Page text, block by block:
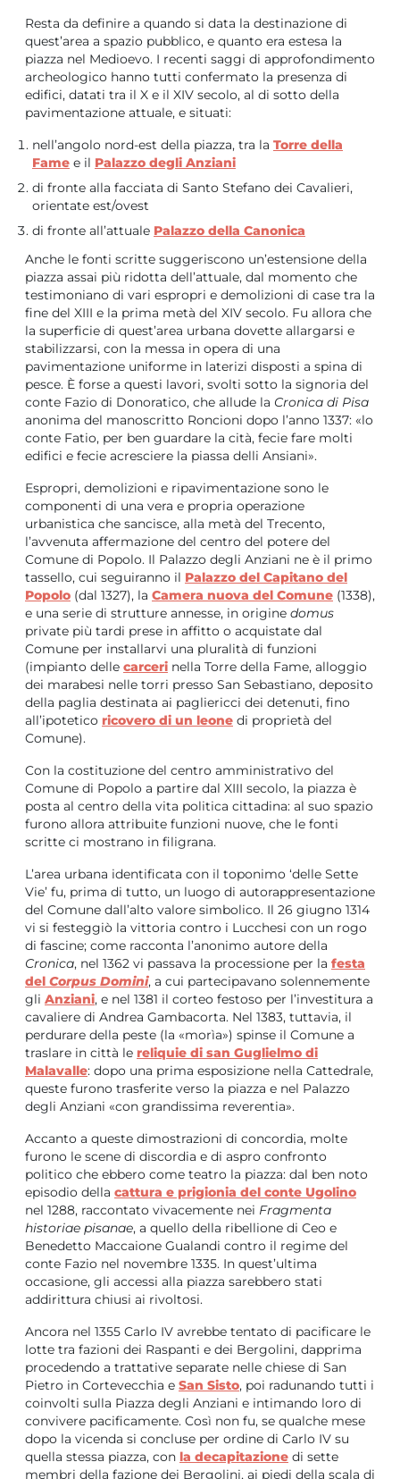
Resta da definire a quando si data la destinazione di
quest’area a spazio pubblico, e quanto era estesa la
piazza nel Medioevo. I recenti saggi di approfondimento
archeologico hanno tutti confermato la presenza di
edifici, datati tra il X e il XIV secolo, al di sotto della
pavimentazione attuale, e situati:
nell’angolo nord-est della piazza, tra la Torre della
Fame e il Palazzo degli Anziani
di fronte alla facciata di Santo Stefano dei Cavalieri,
orientate est/ovest
di fronte all’attuale Palazzo della Canonica
Anche le fonti scritte suggeriscono un’estensione della
piazza assai più ridotta dell’attuale, dal momento che
testimoniano di vari espropri e demolizioni di case tra la
fine del XIII e la prima metà del XIV secolo. Fu allora che
la superficie di quest’area urbana dovette allargarsi e
stabilizzarsi, con la messa in opera di una
pavimentazione uniforme in laterizi disposti a spina di
pesce. È forse a questi lavori, svolti sotto la signoria del
conte Fazio di Donoratico, che allude la Cronica di Pisa
anonima del manoscritto Roncioni dopo l’anno 1337: «lo
conte Fatio, per ben guardare la cità, fecie fare molti
edifici e fecie acresciere la piassa delli Ansiani».
Espropri, demolizioni e ripavimentazione sono le
componenti di una vera e propria operazione
urbanistica che sancisce, alla metà del Trecento,
l’avvenuta affermazione del centro del potere del
Comune di Popolo. Il Palazzo degli Anziani ne è il primo
tassello, cui seguiranno il Palazzo del Capitano del
Popolo (dal 1327), la Camera nuova del Comune (1338),
e una serie di strutture annesse, in origine domus
private più tardi prese in affitto o acquistate dal
Comune per installarvi una pluralità di funzioni
(impianto delle carceri nella Torre della Fame, alloggio
dei marabesi nelle torri presso San Sebastiano, deposito
della paglia destinata ai pagliericci dei detenuti, fino
all’ipotetico ricovero di un leone di proprietà del
Comune).
Con la costituzione del centro amministrativo del
Comune di Popolo a partire dal XIII secolo, la piazza è
posta al centro della vita politica cittadina: al suo spazio
furono allora attribuite funzioni nuove, che le fonti
scritte ci mostrano in filigrana.
L’area urbana identificata con il toponimo ‘delle Sette
Vie’ fu, prima di tutto, un luogo di autorappresentazione
del Comune dall’alto valore simbolico. Il 26 giugno 1314
vi si festeggiò la vittoria contro i Lucchesi con un rogo
di fascine; come racconta l’anonimo autore della
Cronica, nel 1362 vi passava la processione per la festa
del Corpus Domini, a cui partecipavano solennemente
gli Anziani, e nel 1381 il corteo festoso per l’investitura a
cavaliere di Andrea Gambacorta. Nel 1383, tuttavia, il
perdurare della peste (la «morìa») spinse il Comune a
traslare in città le reliquie di san Guglielmo di
Malavalle: dopo una prima esposizione nella Cattedrale,
queste furono trasferite verso la piazza e nel Palazzo
degli Anziani «con grandissima reverentia».
Accanto a queste dimostrazioni di concordia, molte
furono le scene di discordia e di aspro confronto
politico che ebbero come teatro la piazza: dal ben noto
episodio della cattura e prigionia del conte Ugolino
nel 1288, raccontato vivacemente nei Fragmenta
historiae pisanae, a quello della ribellione di Ceo e
Benedetto Maccaione Gualandi contro il regime del
conte Fazio nel novembre 1335. In quest’ultima
occasione, gli accessi alla piazza sarebbero stati
addirittura chiusi ai rivoltosi.
Ancora nel 1355 Carlo IV avrebbe tentato di pacificare le
lotte tra fazioni dei Raspanti e dei Bergolini, dapprima
procedendo a trattative separate nelle chiese di San
Pietro in Cortevecchia e San Sisto, poi radunando tutti i
coinvolti sulla Piazza degli Anziani e intimando loro di
convivere pacificamente. Così non fu, se qualche mese
dopo la vicenda si concluse per ordine di Carlo IV su
quella stessa piazza, con la decapitazione di sette
membri della fazione dei Bergolini, ai piedi della scala di